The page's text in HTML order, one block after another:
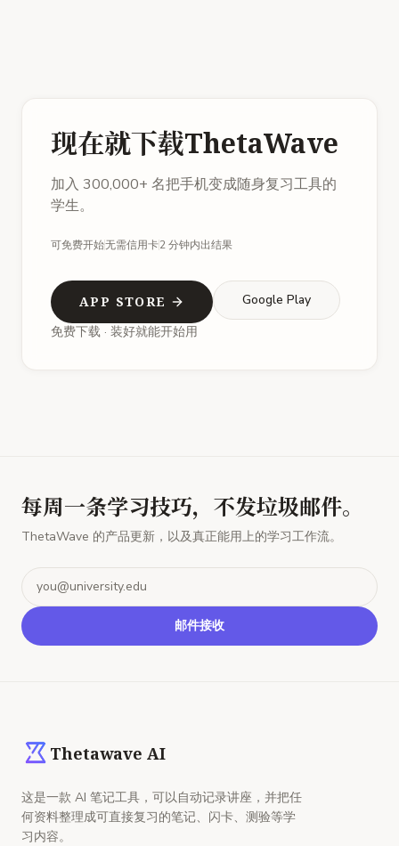
现在就下载ThetaWave
加入 300,000+ 名把手机变成随身复习工具的
学生。
可免费开始无需信用卡2 分钟内出结果
APP STORE
Google Play
免费下载 · 装好就能开始用
每周一条学习技巧，不发垃圾邮件。
ThetaWave 的产品更新，以及真正能用上的学习工作流。
邮箱
邮件接收
Thetawave AI
这是一款 AI 笔记工具，可以自动记录讲座，并把任
何资料整理成可直接复习的笔记、闪卡、测验等学
习内容。